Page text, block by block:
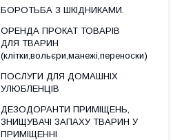
БОРОТЬБА З ШКІДНИКАМИ.
ОРЕНДА ПРОКАТ ТОВАРІВ
ДЛЯ ТВАРИН
(клітки,вольєри,манежі,переноски)
ПОСЛУГИ ДЛЯ ДОМАШНІХ
УЛЮБЛЕНЦІВ
ДЕЗОДОРАНТИ ПРИМІЩЕНЬ,
ЗНИЩУВАЧІ ЗАПАХУ ТВАРИН У
ПРИМІЩЕННІ